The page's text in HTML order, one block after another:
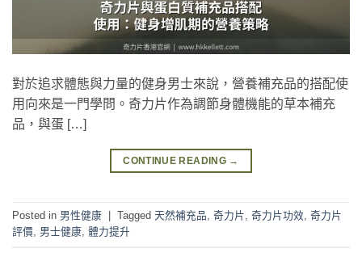
對於追求體態與力量的健身男士來說，營養補充品的搭配使
用向來是一門學問。奇力片作為調節身體機能的草本補充
品，與蛋 […]
CONTINUE READING →
Posted in 男性健康 Tagged 天然補充品, 奇力片, 奇力片功效, 奇力片
評價, 男士健康, 體力提升